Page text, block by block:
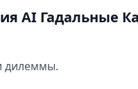
AI Гадальные
дилеммы.